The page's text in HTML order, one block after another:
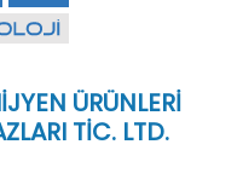
ÜRÜNLERİ
TİC. LTD.